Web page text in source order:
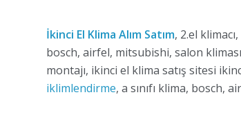
İkinci El Klima Alım Satım, 2.el
bosch, airfel, mitsubishi, salon
montajı, ikinci el klima satış sitesi
iklimlendirme, a sınıfı klima, bosch,